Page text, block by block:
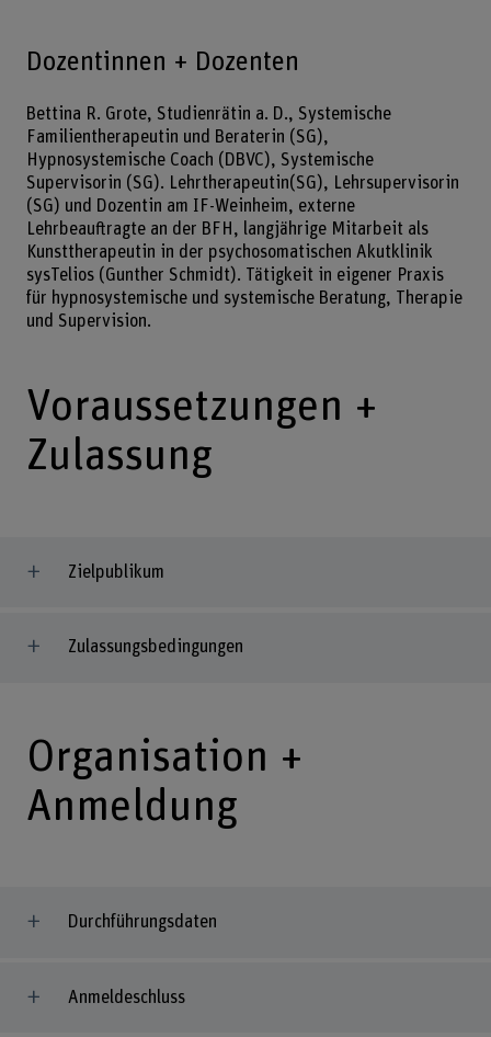
Dozentinnen + Dozenten
Bettina R. Grote, Studienrätin a. D., Systemische
Familientherapeutin und Beraterin (SG),
Hypnosystemische Coach (DBVC), Systemische
Supervisorin (SG). Lehrtherapeutin(SG), Lehrsupervisorin
(SG) und Dozentin am IF-Weinheim, externe
Lehrbeauftragte an der BFH, langjährige Mitarbeit als
Kunsttherapeutin in der psychosomatischen Akutklinik
sysTelios (Gunther Schmidt). Tätigkeit in eigener Praxis
für hypnosystemische und systemische Beratung, Therapie
und Supervision.
Voraussetzungen +
Zulassung
Zielpublikum
Zulassungsbedingungen
Organisation +
Anmeldung
Durchführungsdaten
Anmeldeschluss